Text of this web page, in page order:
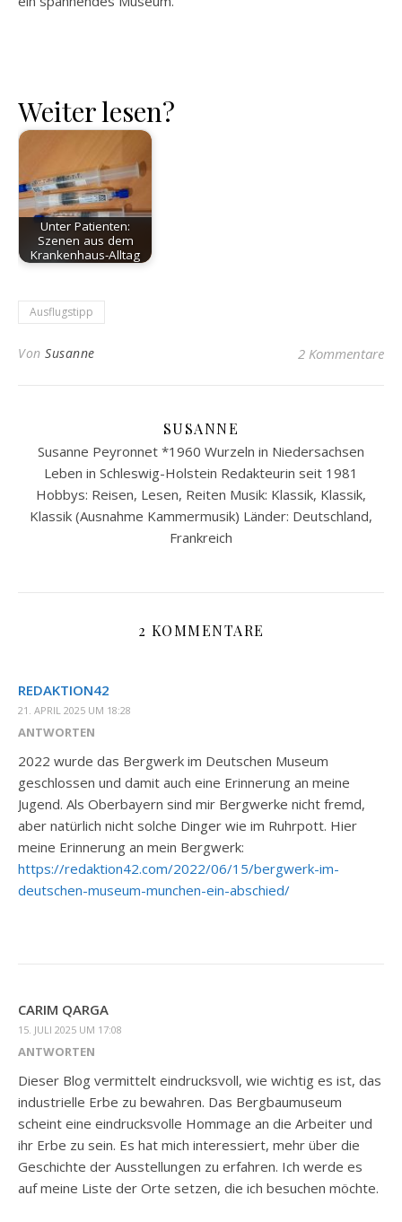
Weiter lesen?
Unter Patienten:
Szenen aus dem
Krankenhaus-Alltag
Ausflugstipp
Von Susanne 2 Kommentare
SUSANNE
Susanne Peyronnet *1960 Wurzeln in Niedersachsen
Leben in Schleswig-Holstein Redakteurin seit 1981
Hobbys: Reisen, Lesen, Reiten Musik: Klassik, Klassik,
Klassik (Ausnahme Kammermusik) Länder: Deutschland,
Frankreich
2 KOMMENTARE
REDAKTION42
21. APRIL 2025 UM 18:28
ANTWORTEN
2022 wurde das Bergwerk im Deutschen Museum
geschlossen und damit auch eine Erinnerung an meine
Jugend. Als Oberbayern sind mir Bergwerke nicht fremd,
aber natürlich nicht solche Dinger wie im Ruhrpott. Hier
meine Erinnerung an mein Bergwerk:
https://redaktion42.com/2022/06/15/bergwerk-im-
deutschen-museum-munchen-ein-abschied/
CARIM QARGA
15. JULI 2025 UM 17:08
ANTWORTEN
Dieser Blog vermittelt eindrucksvoll, wie wichtig es ist, das
industrielle Erbe zu bewahren. Das Bergbaumuseum
scheint eine eindrucksvolle Hommage an die Arbeiter und
ihr Erbe zu sein. Es hat mich interessiert, mehr über die
Geschichte der Ausstellungen zu erfahren. Ich werde es
auf meine Liste der Orte setzen, die ich besuchen möchte.